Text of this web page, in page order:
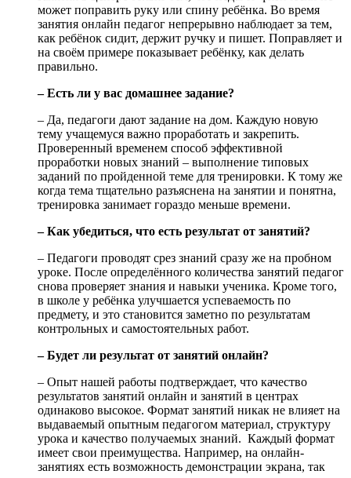
может поправить руку или спину ребёнка. Во время
занятия онлайн педагог непрерывно наблюдает за тем,
как ребёнок сидит, держит ручку и пишет. Поправляет и
на своём примере показывает ребёнку, как делать
правильно.
– Есть ли у вас домашнее задание?
– Да, педагоги дают задание на дом. Каждую новую
тему учащемуся важно проработать и закрепить.
Проверенный временем способ эффективной
проработки новых знаний – выполнение типовых
заданий по пройденной теме для тренировки. К тому же
когда тема тщательно разъяснена на занятии и понятна,
тренировка занимает гораздо меньше времени.
– Как убедиться, что есть результат от занятий?
– Педагоги проводят срез знаний сразу же на пробном
уроке. После определённого количества занятий педагог
снова проверяет знания и навыки ученика. Кроме того,
в школе у ребёнка улучшается успеваемость по
предмету, и это становится заметно по результатам
контрольных и самостоятельных работ.
– Будет ли результат от занятий онлайн?
– Опыт нашей работы подтверждает, что качество
результатов занятий онлайн и занятий в центрах
одинаково высокое. Формат занятий никак не влияет на
выдаваемый опытным педагогом материал, структуру
урока и качество получаемых знаний. Каждый формат
имеет свои преимущества. Например, на онлайн-
занятиях есть возможность демонстрации экрана, так